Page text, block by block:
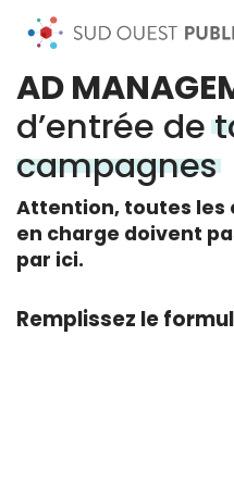
AD
d’entrée de
campagnes
Attention, toutes les
en charge doivent
par ici.
Remplissez le